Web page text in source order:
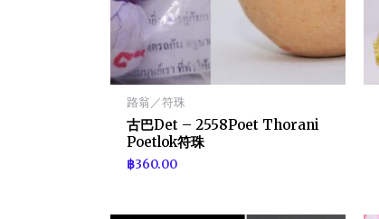
路翁／符珠
古巴Det – 2558Poet Thorani
Poetlok符珠
฿360.00